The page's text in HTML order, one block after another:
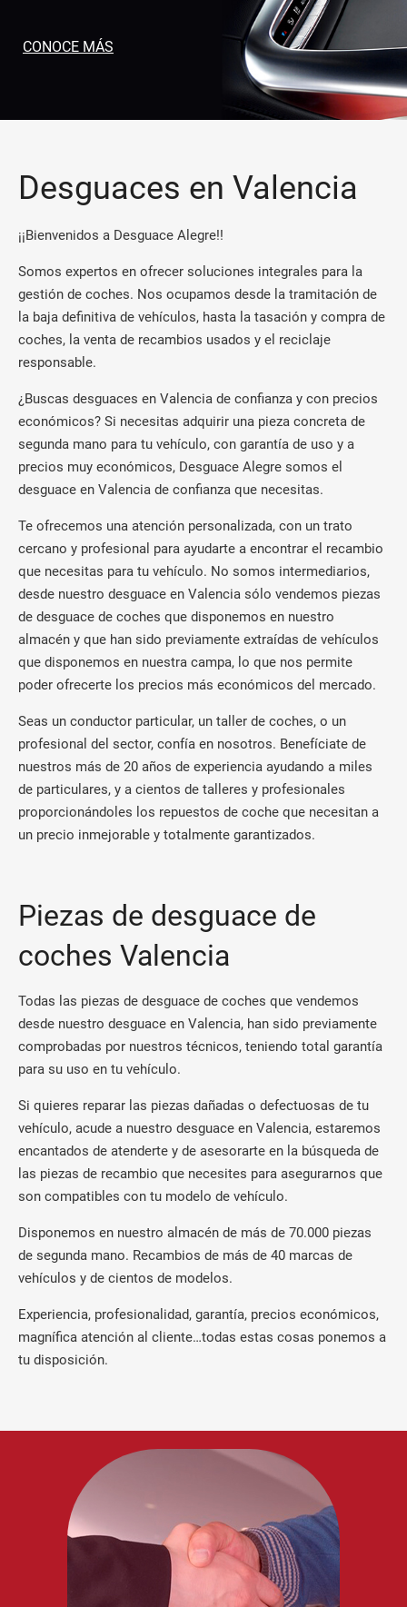
CONOCE MÁS
Desguaces en Valencia
¡¡Bienvenidos a Desguace Alegre!!
Somos expertos en ofrecer soluciones integrales para la
gestión de coches. Nos ocupamos desde la tramitación de
la baja definitiva de vehículos, hasta la tasación y compra de
coches, la venta de recambios usados y el reciclaje
responsable.
¿Buscas desguaces en Valencia de confianza y con precios
económicos? Si necesitas adquirir una pieza concreta de
segunda mano para tu vehículo, con garantía de uso y a
precios muy económicos, Desguace Alegre somos el
desguace en Valencia de confianza que necesitas.
Te ofrecemos una atención personalizada, con un trato
cercano y profesional para ayudarte a encontrar el recambio
que necesitas para tu vehículo. No somos intermediarios,
desde nuestro desguace en Valencia sólo vendemos piezas
de desguace de coches que disponemos en nuestro
almacén y que han sido previamente extraídas de vehículos
que disponemos en nuestra campa, lo que nos permite
poder ofrecerte los precios más económicos del mercado.
Seas un conductor particular, un taller de coches, o un
profesional del sector, confía en nosotros. Benefíciate de
nuestros más de 20 años de experiencia ayudando a miles
de particulares, y a cientos de talleres y profesionales
proporcionándoles los repuestos de coche que necesitan a
un precio inmejorable y totalmente garantizados.
Piezas de desguace de
coches Valencia
Todas las piezas de desguace de coches que vendemos
desde nuestro desguace en Valencia, han sido previamente
comprobadas por nuestros técnicos, teniendo total garantía
para su uso en tu vehículo.
Si quieres reparar las piezas dañadas o defectuosas de tu
vehículo, acude a nuestro desguace en Valencia, estaremos
encantados de atenderte y de asesorarte en la búsqueda de
las piezas de recambio que necesites para asegurarnos que
son compatibles con tu modelo de vehículo.
Disponemos en nuestro almacén de más de 70.000 piezas
de segunda mano. Recambios de más de 40 marcas de
vehículos y de cientos de modelos.
Experiencia, profesionalidad, garantía, precios económicos,
magnífica atención al cliente…todas estas cosas ponemos a
tu disposición.